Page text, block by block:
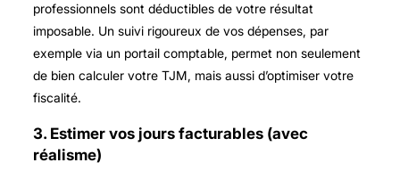
professionnels sont déductibles de votre résultat
imposable. Un suivi rigoureux de vos dépenses, par
exemple via un portail comptable, permet non seulement
de bien calculer votre TJM, mais aussi d’optimiser votre
fiscalité.
3. Estimer vos jours facturables (avec
réalisme)